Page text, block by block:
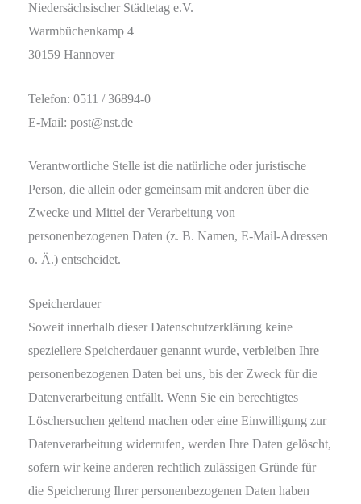
Niedersächsischer Städtetag e.V.
Warmbüchenkamp 4
30159 Hannover
Telefon: 0511 / 36894-0
E-Mail: post@nst.de
Verantwortliche Stelle ist die natürliche oder juristische
Person, die allein oder gemeinsam mit anderen über die
Zwecke und Mittel der Verarbeitung von
personenbezogenen Daten (z. B. Namen, E-Mail-Adressen
o. Ä.) entscheidet.
Speicherdauer
Soweit innerhalb dieser Datenschutzerklärung keine
speziellere Speicherdauer genannt wurde, verbleiben Ihre
personenbezogenen Daten bei uns, bis der Zweck für die
Datenverarbeitung entfällt. Wenn Sie ein berechtigtes
Löschersuchen geltend machen oder eine Einwilligung zur
Datenverarbeitung widerrufen, werden Ihre Daten gelöscht,
sofern wir keine anderen rechtlich zulässigen Gründe für
die Speicherung Ihrer personenbezogenen Daten haben